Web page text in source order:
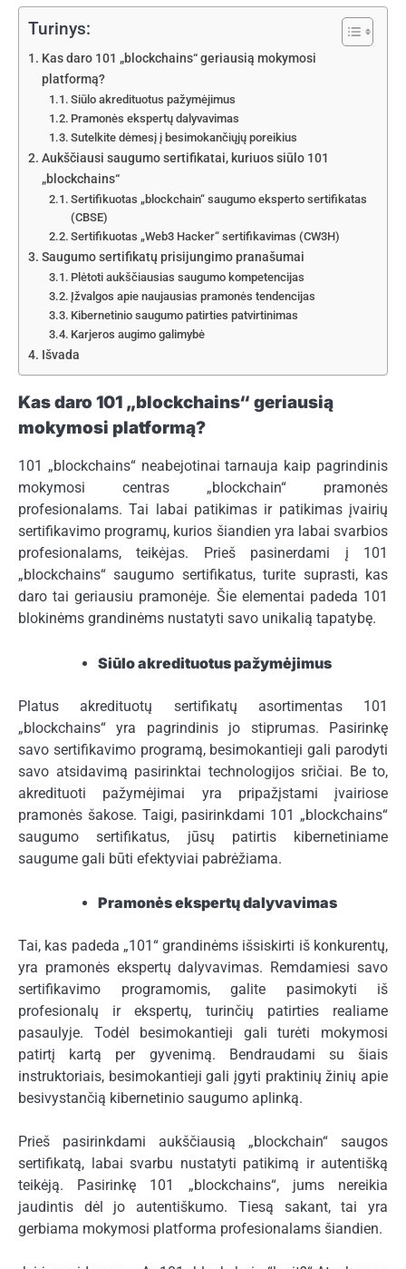
Turinys:
Kas daro 101 „blockchains“ geriausią mokymosi
platformą?
Siūlo akredituotus pažymėjimus
Pramonės ekspertų dalyvavimas
Sutelkite dėmesį į besimokančiųjų poreikius
Aukščiausi saugumo sertifikatai, kuriuos siūlo 101
„blockchains“
Sertifikuotas „blockchain“ saugumo eksperto sertifikatas
(CBSE)
Sertifikuotas „Web3 Hacker“ sertifikavimas (CW3H)
Saugumo sertifikatų prisijungimo pranašumai
Plėtoti aukščiausias saugumo kompetencijas
Įžvalgos apie naujausias pramonės tendencijas
Kibernetinio saugumo patirties patvirtinimas
Karjeros augimo galimybė
Išvada
Kas daro 101 „blockchains“ geriausią
mokymosi platformą?
101 „blockchains“ neabejotinai tarnauja kaip pagrindinis
mokymosi centras „blockchain“ pramonės
profesionalams. Tai labai patikimas ir patikimas įvairių
sertifikavimo programų, kurios šiandien yra labai svarbios
profesionalams, teikėjas. Prieš pasinerdami į 101
„blockchains“ saugumo sertifikatus, turite suprasti, kas
daro tai geriausiu pramonėje. Šie elementai padeda 101
blokinėms grandinėms nustatyti savo unikalią tapatybę.
Siūlo akredituotus pažymėjimus
Platus akredituotų sertifikatų asortimentas 101
„blockchains“ yra pagrindinis jo stiprumas. Pasirinkę
savo sertifikavimo programą, besimokantieji gali parodyti
savo atsidavimą pasirinktai technologijos sričiai. Be to,
akredituoti pažymėjimai yra pripažįstami įvairiose
pramonės šakose. Taigi, pasirinkdami 101 „blockchains“
saugumo sertifikatus, jūsų patirtis kibernetiniame
saugume gali būti efektyviai pabrėžiama.
Pramonės ekspertų dalyvavimas
Tai, kas padeda „101“ grandinėms išsiskirti iš konkurentų,
yra pramonės ekspertų dalyvavimas. Remdamiesi savo
sertifikavimo programomis, galite pasimokyti iš
profesionalų ir ekspertų, turinčių patirties realiame
pasaulyje. Todėl besimokantieji gali turėti mokymosi
patirtį kartą per gyvenimą. Bendraudami su šiais
instruktoriais, besimokantieji gali įgyti praktinių žinių apie
besivystančią kibernetinio saugumo aplinką.
Prieš pasirinkdami aukščiausią „blockchain“ saugos
sertifikatą, labai svarbu nustatyti patikimą ir autentišką
teikėją. Pasirinkę 101 „blockchains“, jums nereikia
jaudintis dėl jo autentiškumo. Tiesą sakant, tai yra
gerbiama mokymosi platforma profesionalams šiandien.